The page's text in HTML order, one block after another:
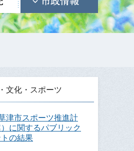
文化・スポーツ
津市スポーツ推進計
に関するパブリック
の結果